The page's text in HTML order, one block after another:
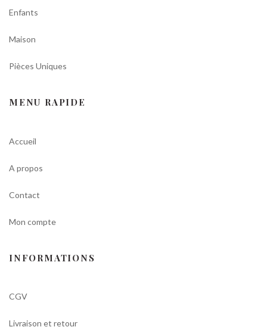
Enfants
Maison
Pièces Uniques
MENU RAPIDE
Accueil
A propos
Contact
Mon compte
INFORMATIONS
CGV
Livraison et retour